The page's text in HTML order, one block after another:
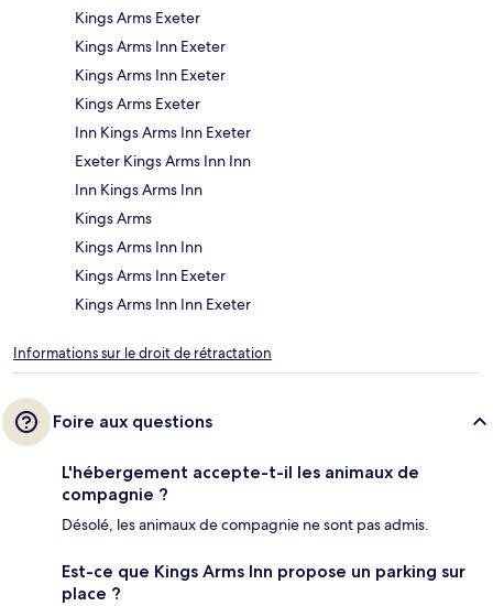
Kings Arms Exeter
Kings Arms Inn Exeter
Kings Arms Inn Exeter
Kings Arms Exeter
Inn Kings Arms Inn Exeter
Exeter Kings Arms Inn Inn
Inn Kings Arms Inn
Kings Arms
Kings Arms Inn Inn
Kings Arms Inn Exeter
Kings Arms Inn Inn Exeter
Informations sur le droit de rétractation
Foire aux questions
L'hébergement accepte-t-il les animaux de
compagnie ?
Désolé, les animaux de compagnie ne sont pas admis.
Est-ce que Kings Arms Inn propose un parking sur
place ?